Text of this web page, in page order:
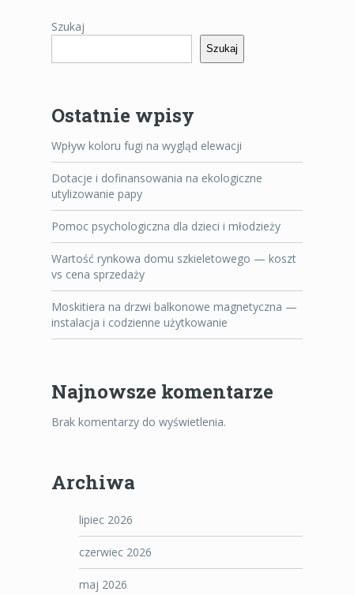
Szukaj
Szukaj
Ostatnie wpisy
Wpływ koloru fugi na wygląd elewacji
Dotacje i dofinansowania na ekologiczne
utylizowanie papy
Pomoc psychologiczna dla dzieci i młodzieży
Wartość rynkowa domu szkieletowego — koszt
vs cena sprzedaży
Moskitiera na drzwi balkonowe magnetyczna —
instalacja i codzienne użytkowanie
Najnowsze komentarze
Brak komentarzy do wyświetlenia.
Archiwa
lipiec 2026
czerwiec 2026
maj 2026